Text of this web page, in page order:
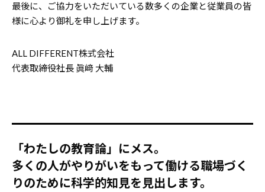
最後に、ご協力をいただいている数多くの企業と従業員の皆
様に心より御礼を申し上げます。
ALL DIFFERENT株式会社
代表取締役社長 眞﨑 大輔
「わたしの教育論」にメス。
多くの人がやりがいをもって働ける職場づく
りのために科学的知見を見出します。